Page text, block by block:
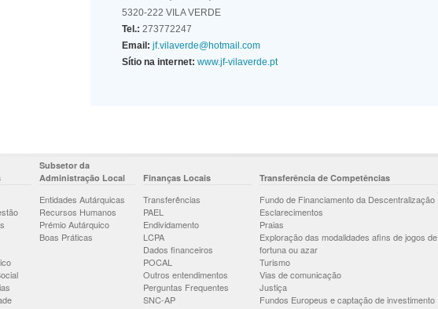
5320-222 VILA VERDE
Tel.: 273772247
Email: jf.vilaverde@hotmail.com
Sítio na internet: www.jf-vilaverde.pt
Subsetor da
Administração Local
Entidades Autárquicas
Recursos Humanos
Prémio Autárquico
Boas Práticas
Finanças Locais
Transferências
PAEL
Endividamento
LCPA
Dados financeiros
POCAL
Outros entendimentos
Perguntas Frequentes
SNC-AP
Transferência de Competências
Fundo de Financiamento da Descentralização
Esclarecimentos
Praias
Exploração das modalidades afins de jogos de
fortuna ou azar
Turismo
Vias de comunicação
Justiça
Fundos Europeus e captação de investimento